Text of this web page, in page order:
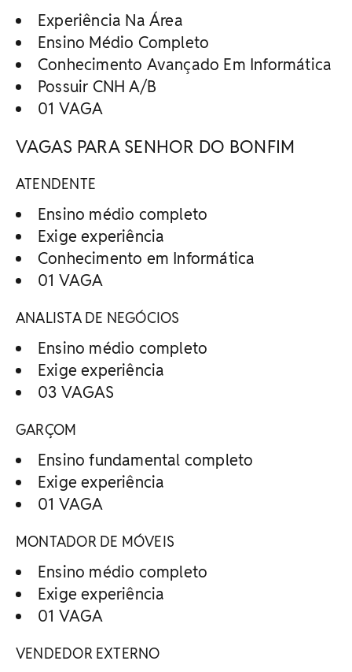
Experiência Na Área
Ensino Médio Completo
Conhecimento Avançado Em Informática
Possuir CNH A/B
01 VAGA
VAGAS PARA SENHOR DO BONFIM
ATENDENTE
Ensino médio completo
Exige experiência
Conhecimento em Informática
01 VAGA
ANALISTA DE NEGÓCIOS
Ensino médio completo
Exige experiência
03 VAGAS
GARÇOM
Ensino fundamental completo
Exige experiência
01 VAGA
MONTADOR DE MÓVEIS
Ensino médio completo
Exige experiência
01 VAGA
VENDEDOR EXTERNO